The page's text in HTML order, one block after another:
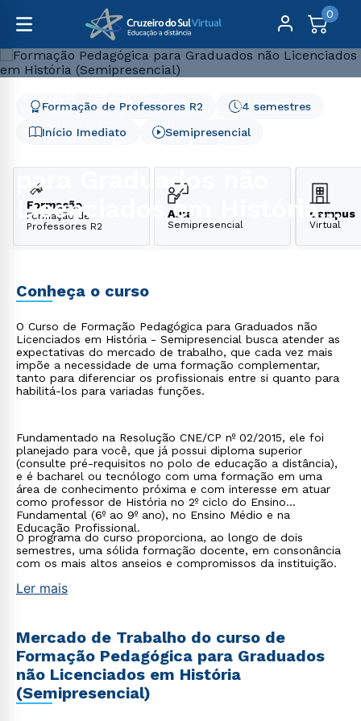
0
Formação Pedagógica para Graduados não Licenciados
em História (Semipresencial)
para Graduados não
Licenciados em História
(Semipresencial)
Início Imediato
4 semestres
Formação de Professores R2
Semipresencial
Formação
Formação de
Professores R2
Aula
Semipresencial
Campus
Virtual
Conheça o curso
O Curso de Formação Pedagógica para Graduados não
Licenciados em História - Semipresencial busca atender as
expectativas do mercado de trabalho, que cada vez mais
impõe a necessidade de uma formação complementar,
tanto para diferenciar os profissionais entre si quanto para
habilitá-los para variadas funções.
Fundamentado na Resolução CNE/CP nº 02/2015, ele foi
planejado para você, que já possui diploma superior
(consulte pré-requisitos no polo de educação a distância),
e é bacharel ou tecnólogo com uma formação em uma
área de conhecimento próxima e com interesse em atuar
como professor de História no 2º ciclo do Ensino
Fundamental (6º ao 9º ano), no Ensino Médio e na
Educação Profissional.
O programa do curso proporciona, ao longo de dois
semestres, uma sólida formação docente, em consonância
com os mais altos anseios e compromissos da instituição.
Ler mais
Mercado de Trabalho do curso de
Formação Pedagógica para Graduados
não Licenciados em História
(Semipresencial)